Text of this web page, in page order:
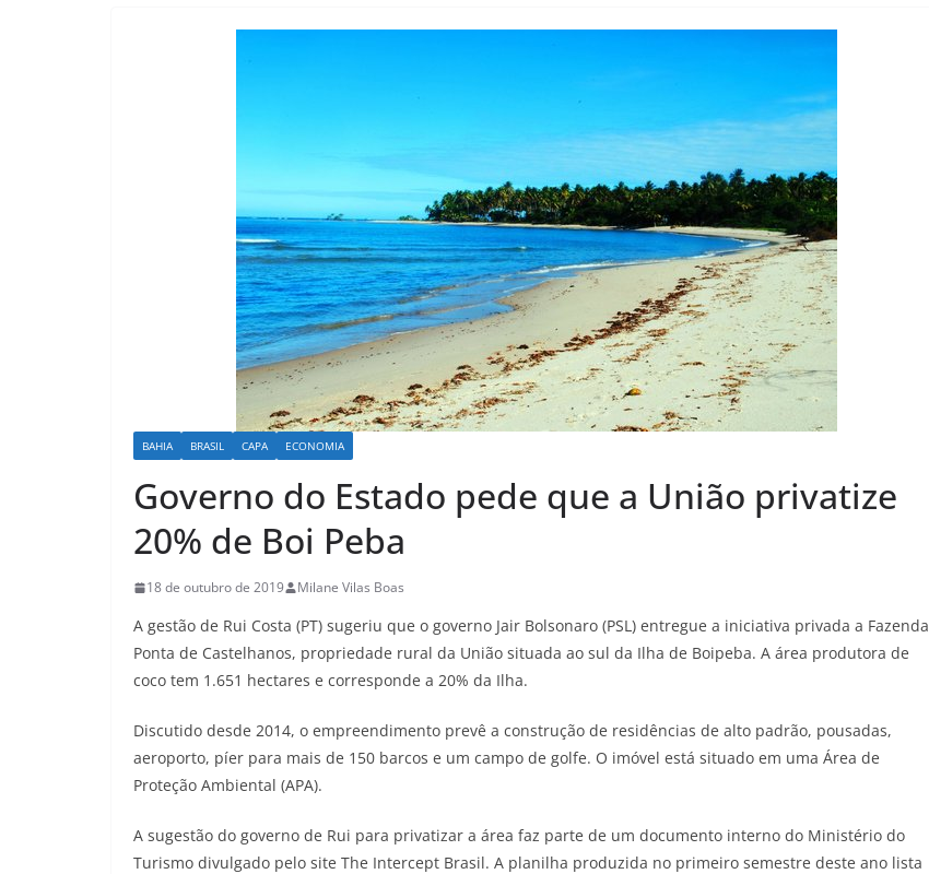
BAHIA BRASIL CAPA ECONOMIA
Governo do Estado pede que a União privatize
20% de Boi Peba
18 de outubro de 2019 Milane Vilas Boas
A gestão de Rui Costa (PT) sugeriu que o governo Jair Bolsonaro (PSL) entregue a iniciativa privada a Fazenda
Ponta de Castelhanos, propriedade rural da União situada ao sul da Ilha de Boipeba. A área produtora de
coco tem 1.651 hectares e corresponde a 20% da Ilha.
Discutido desde 2014, o empreendimento prevê a construção de residências de alto padrão, pousadas,
aeroporto, píer para mais de 150 barcos e um campo de golfe. O imóvel está situado em uma Área de
Proteção Ambiental (APA).
A sugestão do governo de Rui para privatizar a área faz parte de um documento interno do Ministério do
Turismo divulgado pelo site The Intercept Brasil. A planilha produzida no primeiro semestre deste ano lista